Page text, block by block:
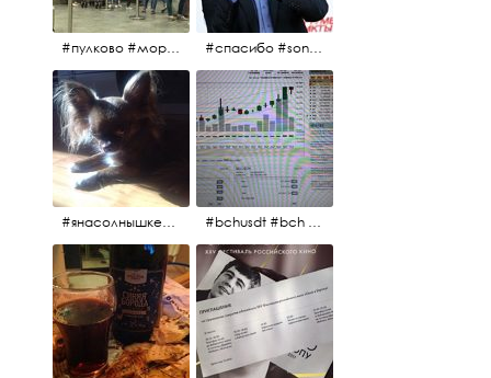
#пулково #море #песок #лето #морепесоксолнце #дваночи #спасибо #sony #nikon #oknofestivsl @alex_kurov #aplgallery
#янасолнышкележу #янасолнышкогляжу #чихуахуа #bchusdt #bch #usdt #sell #buy #exchange #markets #bitcoincash #cryptocurrency #pump